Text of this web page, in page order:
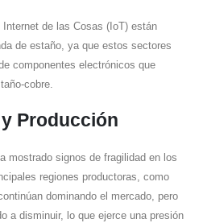
de las Cosas (IoT) están
de estaño, ya que estos sectores
componentes electrónicos que
cobre.
Producción
mostrado signos de fragilidad en los
regiones productoras, como
dominando el mercado, pero
a disminuir, lo que ejerce una presión